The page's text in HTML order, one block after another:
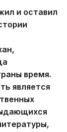
и оставил
время.
является